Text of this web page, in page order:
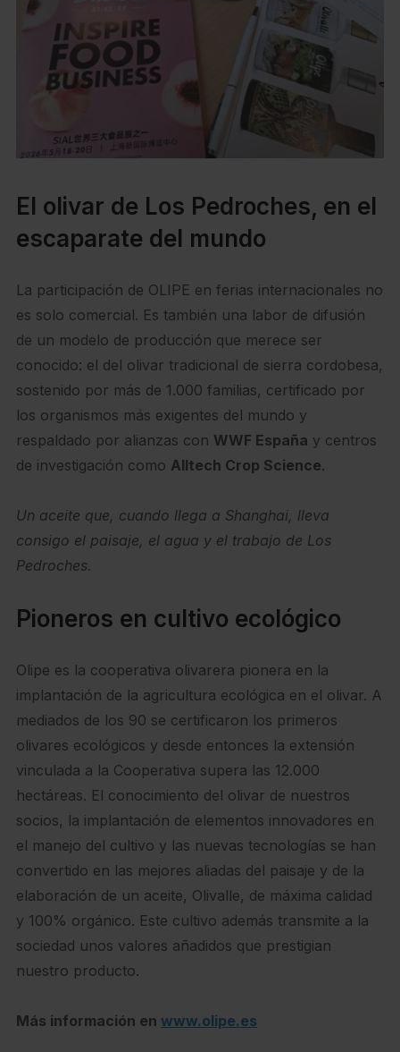
El olivar de Los Pedroches, en el
escaparate del mundo
La participación de OLIPE en ferias internacionales no
es solo comercial. Es también una labor de difusión
de un modelo de producción que merece ser
conocido: el del olivar tradicional de sierra cordobesa,
sostenido por más de 1.000 familias, certificado por
los organismos más exigentes del mundo y
respaldado por alianzas con WWF España y centros
de investigación como Alltech Crop Science.
Un aceite que, cuando llega a Shanghai, lleva
consigo el paisaje, el agua y el trabajo de Los
Pedroches.
Pioneros en cultivo ecológico
Olipe es la cooperativa olivarera pionera en la
implantación de la agricultura ecológica en el olivar. A
mediados de los 90 se certificaron los primeros
olivares ecológicos y desde entonces la extensión
vinculada a la Cooperativa supera las 12.000
hectáreas. El conocimiento del olivar de nuestros
socios, la implantación de elementos innovadores en
el manejo del cultivo y las nuevas tecnologías se han
convertido en las mejores aliadas del paisaje y de la
elaboración de un aceite, Olivalle, de máxima calidad
y 100% orgánico. Este cultivo además transmite a la
sociedad unos valores añadidos que prestigian
nuestro producto.
Más información en www.olipe.es